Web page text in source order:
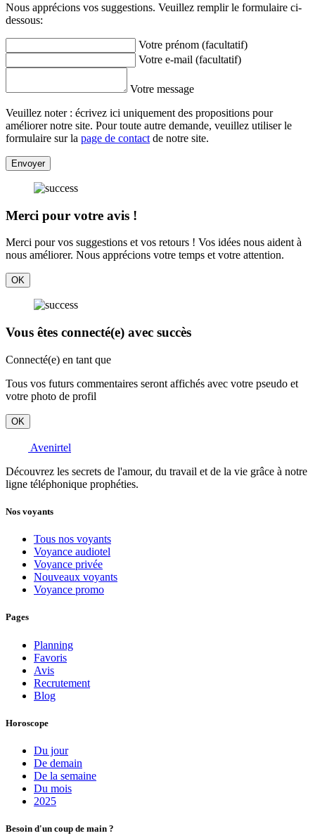
Nous apprécions vos suggestions. Veuillez remplir le formulaire ci-
dessous:
Votre prénom (facultatif)
Votre e-mail (facultatif)
Votre message
Veuillez noter : écrivez ici uniquement des propositions pour
améliorer notre site. Pour toute autre demande, veuillez utiliser le
formulaire sur la page de contact de notre site.
Envoyer
Merci pour votre avis !
Merci pour vos suggestions et vos retours ! Vos idées nous aident à
nous améliorer. Nous apprécions votre temps et votre attention.
OK
Vous êtes connecté(e) avec succès
Connecté(e) en tant que
Tous vos futurs commentaires seront affichés avec votre pseudo et
votre photo de profil
OK
Avenirtel
Découvrez les secrets de l'amour, du travail et de la vie grâce à notre
ligne téléphonique prophéties.
Nos voyants
Tous nos voyants
Voyance audiotel
Voyance privée
Nouveaux voyants
Voyance promo
Pages
Planning
Favoris
Avis
Recrutement
Blog
Horoscope
Du jour
De demain
De la semaine
Du mois
2025
Besoin d'un coup de main ?